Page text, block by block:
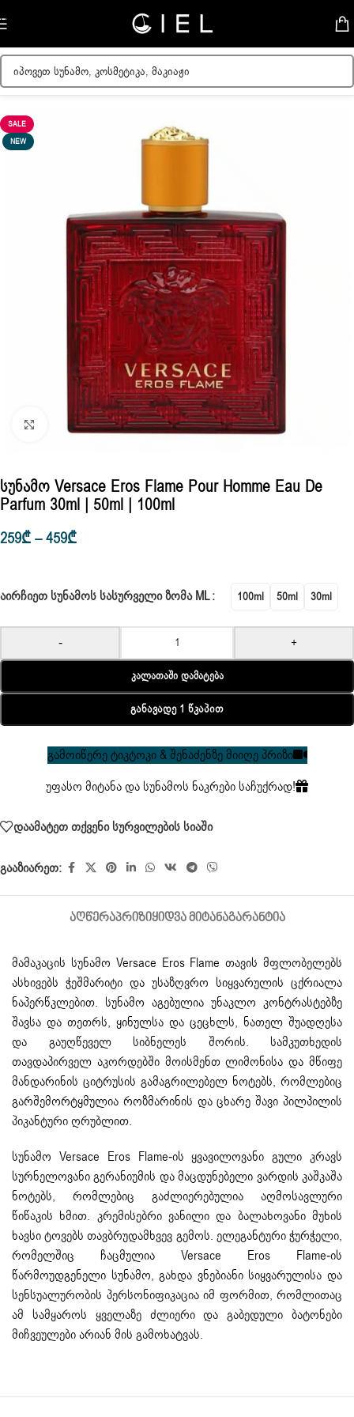
Skip to navigation
მთავარი/მამაკაცის სუნამოები
SALE
NEW
Click to enlarge
Სუნამო Versace Eros Flame Pour Homme Eau De
Parfum 30ml | 50ml | 100ml
259₾–459₾
ᲐᲘᲠᲩᲘᲔᲗ ᲡᲣᲜᲐᲛᲝᲡ ᲡᲐᲡᲣᲠᲕᲔᲚᲘ ᲖᲝᲛᲐ ML 100ml 50ml 30ml
- +
Კალათაში Დამატება
Განავადე 1 Წკაპით
გამოიწერე ტიკტოკი & შენაძენზე მიიღე პრიზი
უფასო მიტანა და სუნამოს ნაკრები საჩუქრად!
დაამატეთ თქვენი სურვილების სიაში
გააზიარეთ:
ᲐᲦᲬᲔᲠᲐᲞᲠᲘᲖᲘᲧᲘᲓᲕᲐ ᲛᲘᲢᲐᲜᲐᲒᲐᲠᲐᲜᲢᲘᲐ
მამაკაცის სუნამო Versace Eros Flame თავის მფლობელებს
ასხივებს ჭეშმარიტი და უსაზღვრო სიყვარულის ცქრიალა
ნაპერწკლებით. სუნამო აგებულია უნაკლო კონტრასტებზე
შავსა და თეთრს, ყინულსა და ცეცხლს, ნათელ შუადღესა
და გაუღწეველ სიბნელეს შორის. სამკუთხედის
თავდაპირველ აკორდებში მოისმენთ ლიმონისა და მწიფე
მანდარინის ციტრუსის გამაგრილებელ ნოტებს, რომლებიც
გარშემორტყმულია როზმარინის და ცხარე შავი პილპილის
პიკანტური ღრუბლით.
სუნამო Versace Eros Flame-ის ყვავილოვანი გული კრავს
სურნელოვანი გერანიუმის და მაცდუნებელი ვარდის კაშკაშა
ნოტებს, რომლებიც გაძლიერებულია აღმოსავლური
წიწაკის ხმით. კრემისებრი ვანილი და ბალახოვანი მუხის
ხავსი ტოვებს თავბრუდამხვევ გემოს. ელეგანტური ჭურჭელი,
რომელშიც ჩაცმულია Versace Eros Flame-ის
წარმოუდგენელი სუნამო, გახდა ვნებიანი სიყვარულისა და
სენსუალურობის პერსონიფიკაცია იმ ფორმით, რომლითაც
ამ სამყაროს ყველაზე ძლიერი და გაბედული ბატონები
მიჩვეულები არიან მის გამოხატვას.